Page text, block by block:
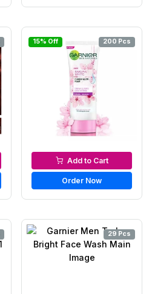
15% Off 200 Pcs
Facewash & Cleanser
Add to Cart
Order Now
29 Pcs